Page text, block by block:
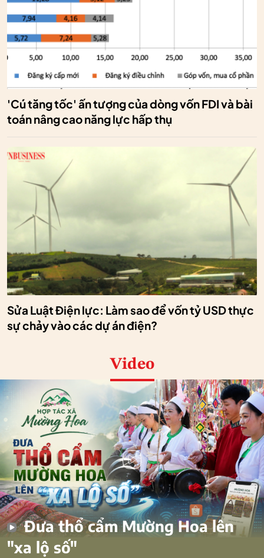
'Cú tăng tốc' ấn tượng của dòng vốn FDI và bài
toán nâng cao năng lực hấp thụ
Sửa Luật Điện lực: Làm sao để vốn tỷ USD thực
sự chảy vào các dự án điện?
Video
Đưa thổ cẩm Mường Hoa lên
"xa lộ số"